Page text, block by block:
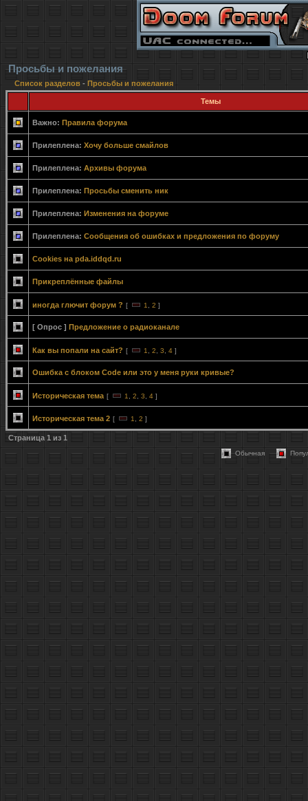
Просьбы и пожелания
Список разделов - Просьбы и пожелания
Темы
Важно: Правила форума
Прилеплена: Хочу больше смайлов
Прилеплена: Архивы форума
Прилеплена: Просьбы сменить ник
Прилеплена: Изменения на форуме
Прилеплена: Сообщения об ошибках и предложения по форуму
Cookies на pda.iddqd.ru
Прикреплённые файлы
иногда глючит форум ? [ 1 2 ]
[ Опрос ] Предложение о радиоканале
Как вы попали на сайт? [ 1 2 3 4 ]
Ошибка с блоком Code или это у меня руки кривые?
Историческая тема [ 1 2 3 4 ]
Историческая тема 2 [ 1 2 ]
Страница 1из 1
Обычная